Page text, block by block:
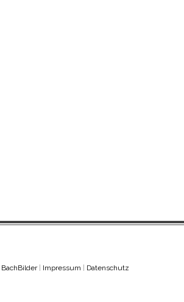
BachBilder| Impressum | Datenschutz